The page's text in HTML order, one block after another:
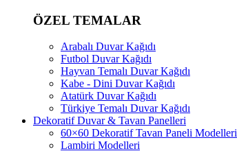
ÖZEL TEMALAR
Arabalı Duvar Kağıdı
Futbol Duvar Kağıdı
Hayvan Temalı Duvar Kağıdı
Kabe - Dini Duvar Kağıdı
Atatürk Duvar Kağıdı
Türkiye Temalı Duvar Kağıdı
Dekoratif Duvar & Tavan Panelleri
60×60 Dekoratif Tavan Paneli Modelleri
Lambiri Modelleri